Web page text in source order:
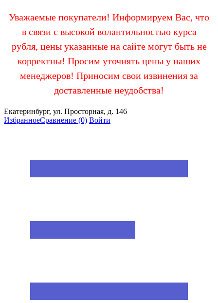
Уважаемые покупатели! Информируем Вас, что
в связи с высокой волантильностью курса
рубля, цены указанные на сайте могут быть не
корректны! Просим уточнять цены у наших
менеджеров! Приносим свои извинения за
доставленные неудобства!
Екатеринбург, ул. Просторная, д. 146
ИзбранноеСравнение (0) Войти